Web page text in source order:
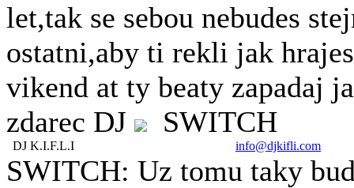
let,tak se sebou nebudes
ostatni,aby ti rekli jak
vikend at ty beaty zapadaj
zdarec DJ
SWITCH
DJ K.I.F.L.I info@djkifli.com
SWITCH: Uz tomu taky